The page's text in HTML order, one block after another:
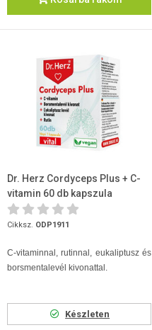
Dr. Herz Cordyceps Plus + C-
vitamin 60 db kapszula
Cikksz. ODP1911
C-vitaminnal, rutinnal, eukaliptusz és
borsmentalevél kivonattal.
Készleten